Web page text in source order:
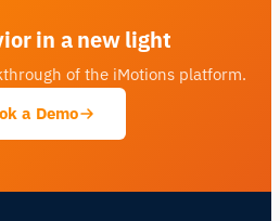
in a new light
of the iMotions platform.
a Demo